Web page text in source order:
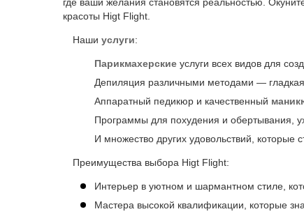
красоты Higt Flight.
Нашиуслуги:
Парикмахерские услуги всех видов для
Депиляция различными методами ― гладкая
Аппаратный педикюр и качественный
Программы для похудения и обертывания,
И множество других удовольствий, которые
Преимущества выбора Higt Flight:
Интерьер в уютном и шармантном стиле,
Мастера высокой квалификации, которые